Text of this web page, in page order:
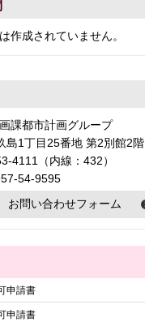
作成されていません。
課都市計画グループ
島1丁目25番地 第2別館2階
4111（内線：432）
54-9595
申請書
申請書